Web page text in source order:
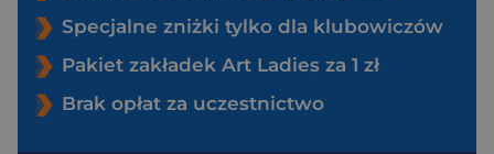
Specjalne zniżki tylko dla klubowiczów
Pakiet zakładek Art Ladies za 1 zł
Brak opłat za uczestnictwo